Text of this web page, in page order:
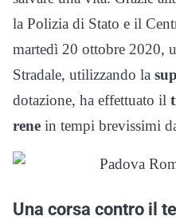
la Polizia di Stato e il
martedì 20 ottobre 2020,
Stradale, utilizzando la
dotazione, ha effettuato il
rene in tempi brevissimi
Una corsa contro il